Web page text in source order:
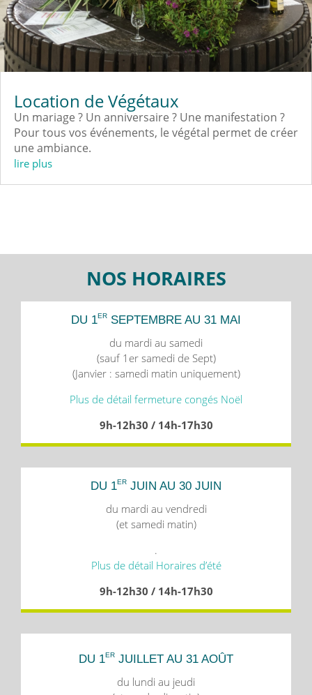
Location de Végétaux
Un mariage ? Un anniversaire ? Une manifestation ?
Pour tous vos événements, le végétal permet de créer
une ambiance.
lire plus
NOS HORAIRES
DU 1ER SEPTEMBRE AU 31 MAI
du mardi au samedi
(sauf 1er samedi de Sept)
(Janvier : samedi matin uniquement)
Plus de détail fermeture congés Noël
9h-12h30 / 14h-17h30
DU 1ER JUIN AU 30 JUIN
du mardi au vendredi
(et samedi matin)
.
Plus de détail Horaires d’été
9h-12h30 / 14h-17h30
DU 1ER JUILLET AU 31 AOÛT
du lundi au jeudi